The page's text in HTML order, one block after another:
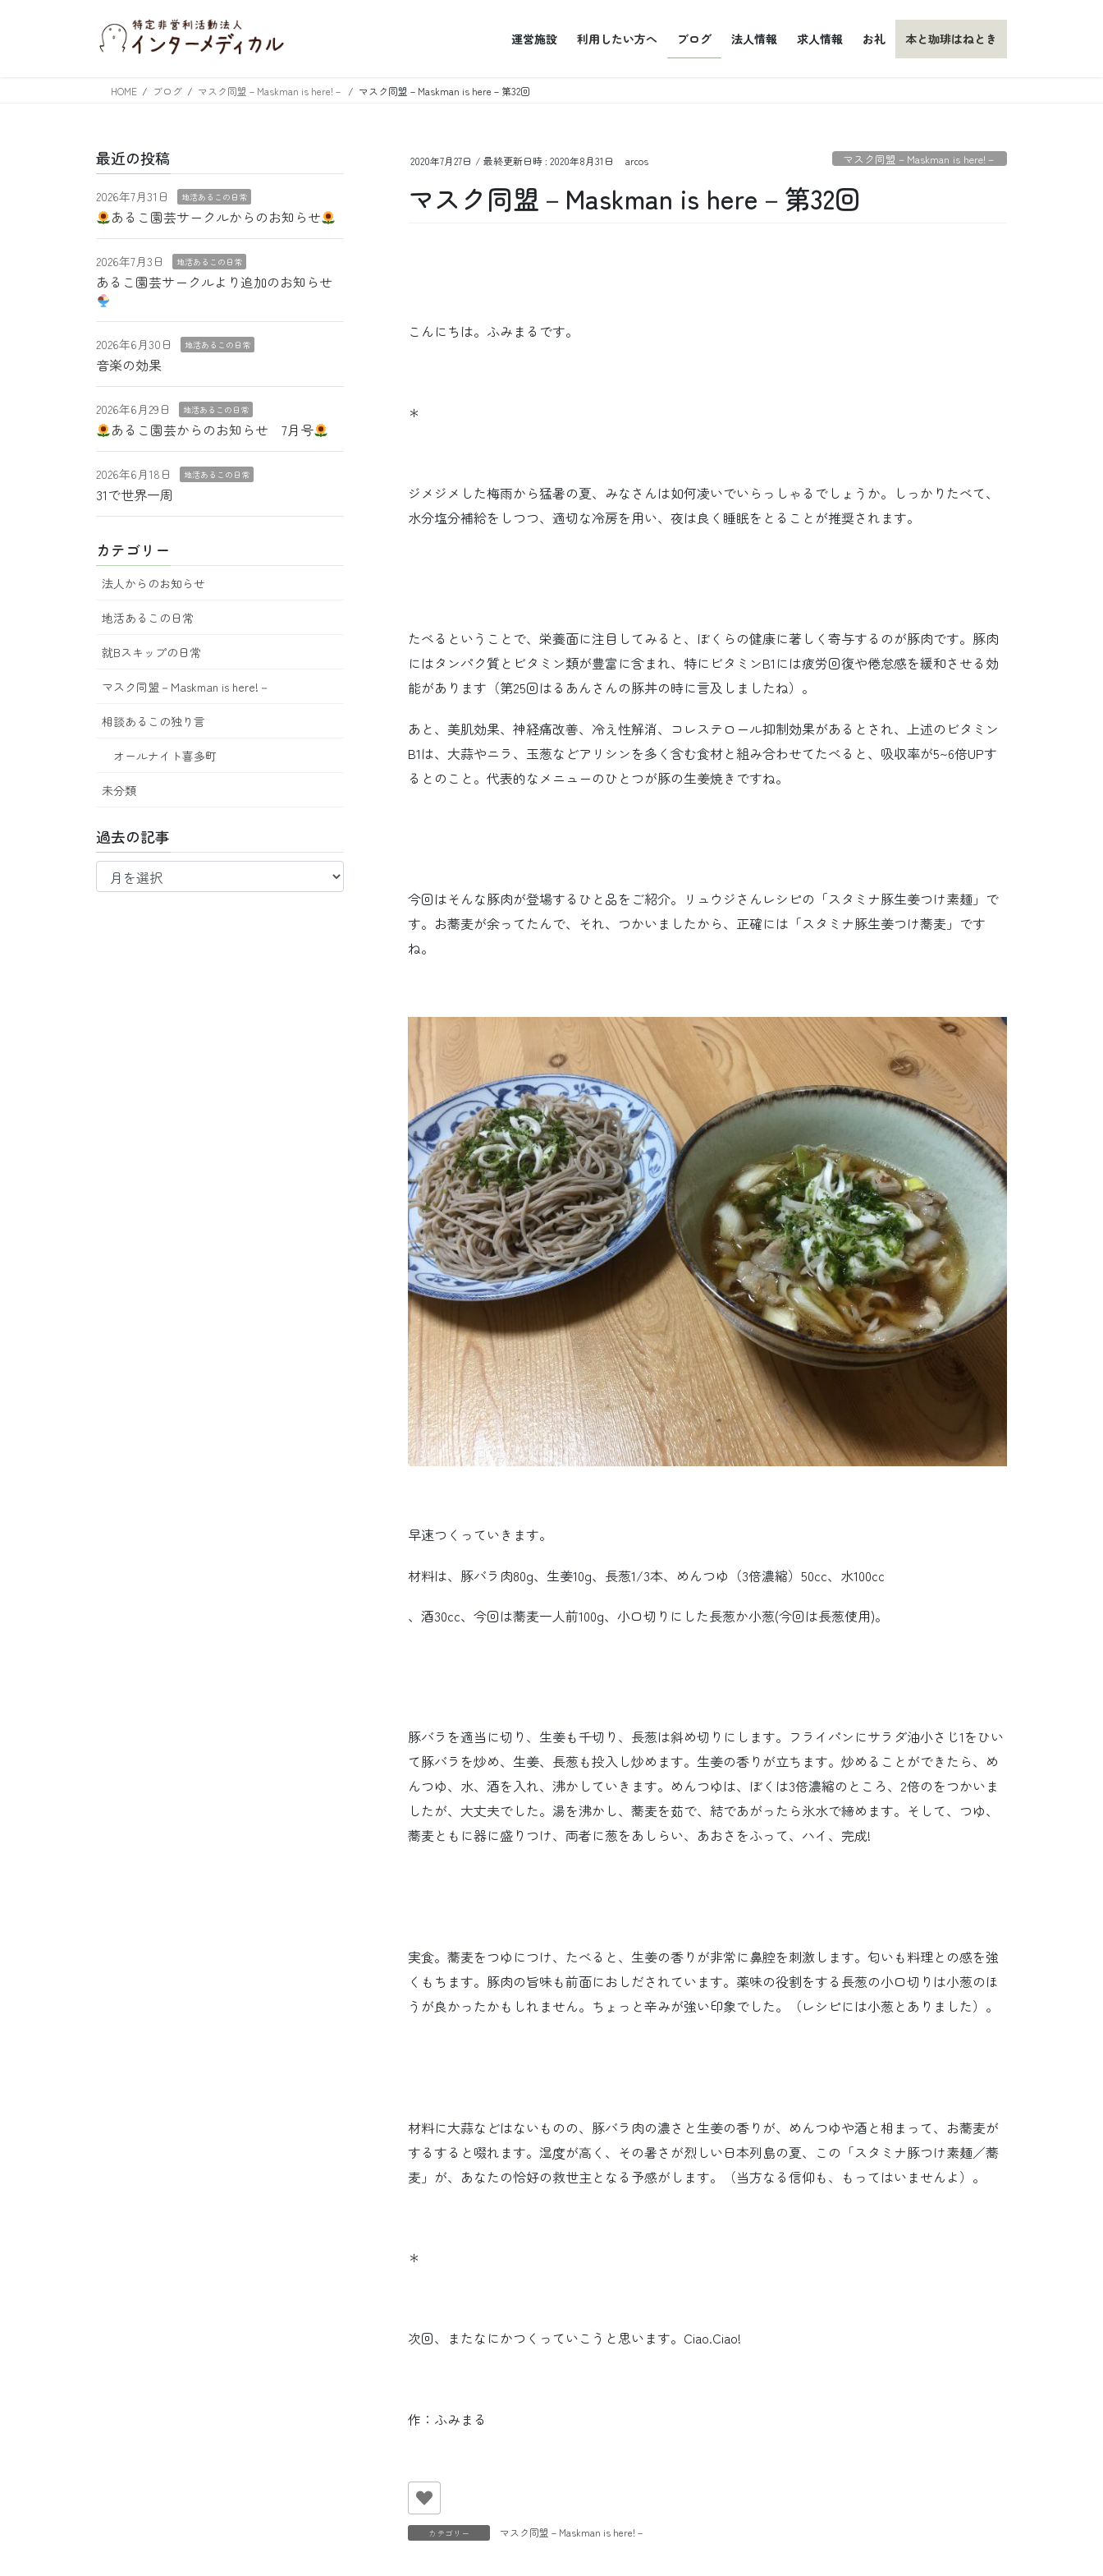
運営施設 利用したい方へ ブログ 法人情報 求人情報 お礼 本と珈琲はねとき
HOME ブログ マスク同盟－Maskman is here!－ マスク同盟－Maskman is here－第32回
2020年7月27日 / 最終更新日時 : 2020年8月31日 arcos マスク同盟－Maskman is here!－
マスク同盟－Maskman is here－第32回
こんにちは。ふみまるです。
＊
ジメジメした梅雨から猛暑の夏、みなさんは如何凌いでいらっしゃるでしょうか。しっかりたべて、
水分塩分補給をしつつ、適切な冷房を用い、夜は良く睡眠をとることが推奨されます。
たべるということで、栄養面に注目してみると、ぼくらの健康に著しく寄与するのが豚肉です。豚肉
にはタンパク質とビタミン類が豊富に含まれ、特にビタミンB1には疲労回復や倦怠感を緩和させる効
能があります（第25回はるあんさんの豚丼の時に言及しましたね）。
あと、美肌効果、神経痛改善、冷え性解消、コレステロール抑制効果があるとされ、上述のビタミン
B1は、大蒜やニラ、玉葱などアリシンを多く含む食材と組み合わせてたべると、吸収率が5~6倍UPす
るとのこと。代表的なメニューのひとつが豚の生姜焼きですね。
今回はそんな豚肉が登場するひと品をご紹介。リュウジさんレシピの「スタミナ豚生姜つけ素麺」で
す。お蕎麦が余ってたんで、それ、つかいましたから、正確には「スタミナ豚生姜つけ蕎麦」です
ね。
早速つくっていきます。
材料は、豚バラ肉80g、生姜10g、長葱1/3本、めんつゆ（3倍濃縮）50cc、水100cc
、酒30cc、今回は蕎麦一人前100g、小口切りにした長葱か小葱(今回は長葱使用)。
豚バラを適当に切り、生姜も千切り、長葱は斜め切りにします。フライパンにサラダ油小さじ1をひい
て豚バラを炒め、生姜、長葱も投入し炒めます。生姜の香りが立ちます。炒めることができたら、め
んつゆ、水、酒を入れ、沸かしていきます。めんつゆは、ぼくは3倍濃縮のところ、2倍のをつかいま
したが、大丈夫でした。湯を沸かし、蕎麦を茹で、結であがったら氷水で締めます。そして、つゆ、
蕎麦ともに器に盛りつけ、両者に葱をあしらい、あおさをふって、ハイ、完成!
実食。蕎麦をつゆにつけ、たべると、生姜の香りが非常に鼻腔を刺激します。匂いも料理との感を強
くもちます。豚肉の旨味も前面におしだされています。薬味の役割をする長葱の小口切りは小葱のほ
うが良かったかもしれません。ちょっと辛みが強い印象でした。（レシピには小葱とありました）。
材料に大蒜などはないものの、豚バラ肉の濃さと生姜の香りが、めんつゆや酒と相まって、お蕎麦が
するすると啜れます。湿度が高く、その暑さが烈しい日本列島の夏、この「スタミナ豚つけ素麺／蕎
麦」が、あなたの恰好の救世主となる予感がします。（当方なる信仰も、もってはいませんよ）。
＊
次回、またなにかつくっていこうと思います。Ciao.Ciao!
作：ふみまる
カテゴリー マスク同盟－Maskman is here!－
最近の投稿
2026年7月31日 地活あるこの日常
あるこ園芸サークルからのお知らせ
2026年7月3日 地活あるこの日常
あるこ園芸サークルより追加のお知らせ
2026年6月30日 地活あるこの日常
音楽の効果
2026年6月29日 地活あるこの日常
あるこ園芸からのお知らせ 7月号
2026年6月18日 地活あるこの日常
31で世界一周
カテゴリー
法人からのお知らせ
地活あるこの日常
就Bスキップの日常
マスク同盟－Maskman is here!－
相談あるこの独り言
オールナイト喜多町
未分類
過去の記事
過